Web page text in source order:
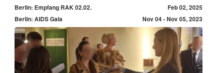
Berlin: Empfang RAK 02.02.
Feb 02, 2025
Berlin: AIDS Gala
Nov 04 - Nov 05, 2023